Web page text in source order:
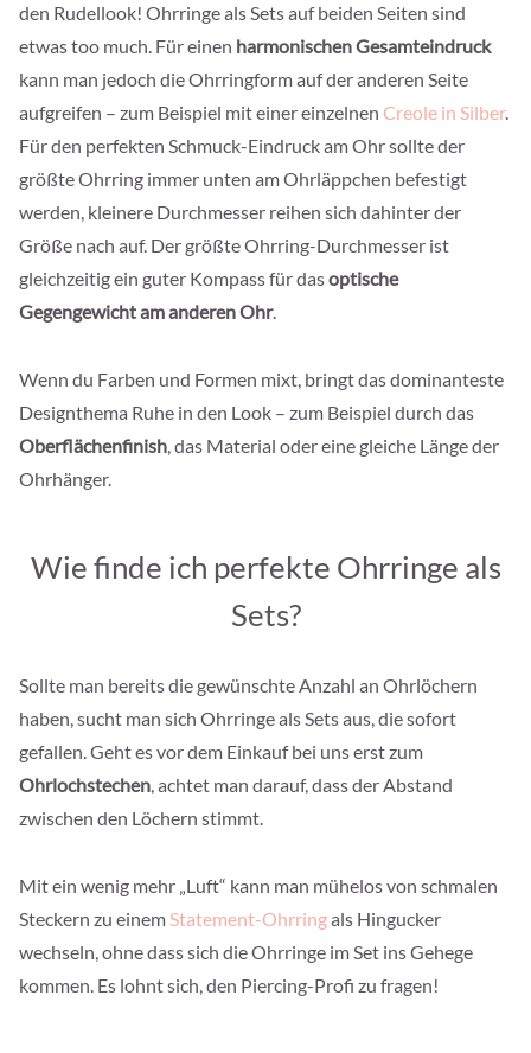
den Rudellook! Ohrringe als Sets auf beiden Seiten sind
etwas too much. Für einen harmonischen Gesamteindruck
kann man jedoch die Ohrringform auf der anderen Seite
aufgreifen – zum Beispiel mit einer einzelnen Creole in Silber.
Für den perfekten Schmuck-Eindruck am Ohr sollte der
größte Ohrring immer unten am Ohrläppchen befestigt
werden, kleinere Durchmesser reihen sich dahinter der
Größe nach auf. Der größte Ohrring-Durchmesser ist
gleichzeitig ein guter Kompass für dasoptische
Gegengewicht am anderen Ohr.
Wenn du Farben und Formen mixt, bringt das dominanteste
Designthema Ruhe in den Look – zum Beispiel durch das
Oberflächenfinish, das Material oder eine gleiche Länge der
Ohrhänger.
Wie finde ich perfekte Ohrringe als
Sets?
Sollte man bereits die gewünschte Anzahl an Ohrlöchern
haben, sucht man sich Ohrringe als Sets aus, die sofort
gefallen. Geht es vor dem Einkauf bei uns erst zum
Ohrlochstechen, achtet man darauf, dass der Abstand
zwischen den Löchern stimmt.
Mit ein wenig mehr „Luft“ kann man mühelos von schmalen
Steckern zu einemStatement-Ohrringals Hingucker
wechseln, ohne dass sich die Ohrringe im Set ins Gehege
kommen. Es lohnt sich, den Piercing-Profi zu fragen!